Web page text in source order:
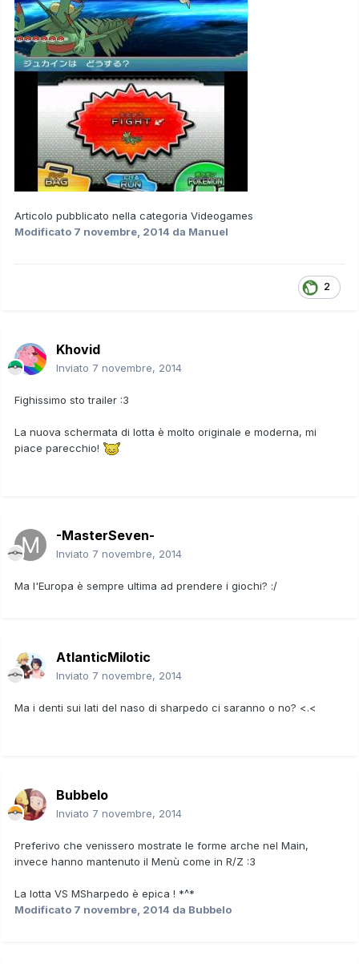
Articolo pubblicato nella categoria Videogames
Modificato 7 novembre, 2014 da Manuel
2
Khovid
Inviato 7 novembre, 2014
Fighissimo sto trailer :3
La nuova schermata di lotta è molto originale e moderna, mi
piace parecchio!
-MasterSeven-
Inviato 7 novembre, 2014
Ma l'Europa è sempre ultima ad prendere i giochi? :/
AtlanticMilotic
Inviato 7 novembre, 2014
Ma i denti sui lati del naso di sharpedo ci saranno o no? <.<
Bubbelo
Inviato 7 novembre, 2014
Preferivo che venissero mostrate le forme arche nel Main,
invece hanno mantenuto il Menù come in R/Z :3
La lotta VS MSharpedo è epica ! *^*
Modificato 7 novembre, 2014 da Bubbelo